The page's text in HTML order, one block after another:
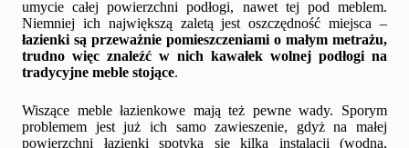
umycie całej powierzchni podłogi, nawet tej pod meblem.
Niemniej ich największą zaletą jest oszczędność miejsca –
łazienki są przeważnie pomieszczeniami o małym metrażu,
trudno więc znaleźć w nich kawałek wolnej podłogi na
tradycyjne meble stojące.
Wiszące meble łazienkowe mają też pewne wady. Sporym
problemem jest już ich samo zawieszenie, gdyż na małej
powierzchni łazienki spotyka się kilka instalacji (wodna,